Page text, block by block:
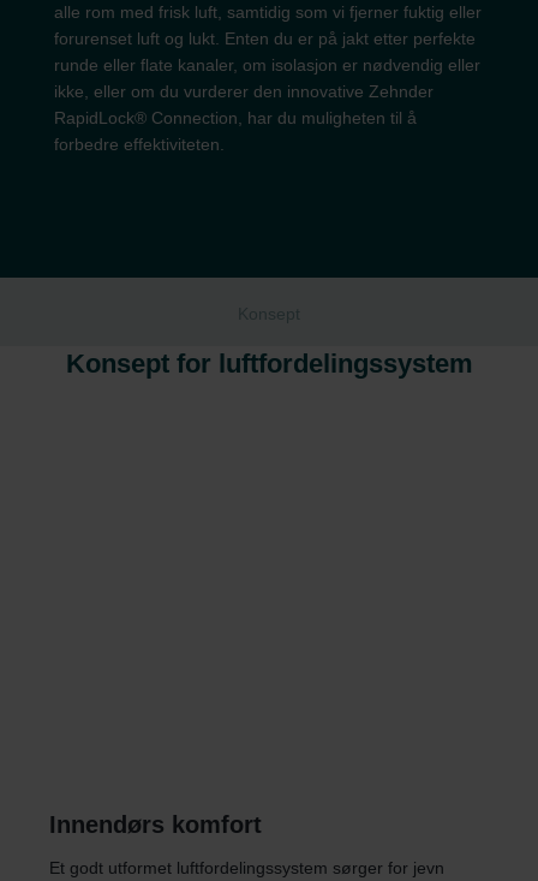
alle rom med frisk luft, samtidig som vi fjerner fuktig eller
forurenset luft og lukt. Enten du er på jakt etter perfekte
runde eller flate kanaler, om isolasjon er nødvendig eller
ikke, eller om du vurderer den innovative Zehnder
RapidLock® Connection, har du muligheten til å
forbedre effektiviteten.
Konsept
Konsept for luftfordelingssystem
Innendørs komfort
Et godt utformet luftfordelingssystem sørger for jevn